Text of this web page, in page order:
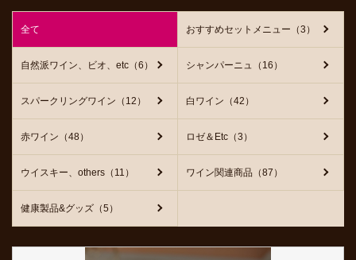
全て おすすめセットメニュー（3）
自然派ワイン、ビオ、etc（6） シャンパーニュ（16）
スパークリングワイン（12） 白ワイン（42）
赤ワイン（48） ロゼ＆Etc（3）
ウイスキー、others（11） ワイン関連商品（87）
健康製品&グッズ（5）